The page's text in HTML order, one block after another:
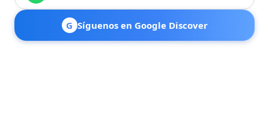
G Síguenos en Google Discover